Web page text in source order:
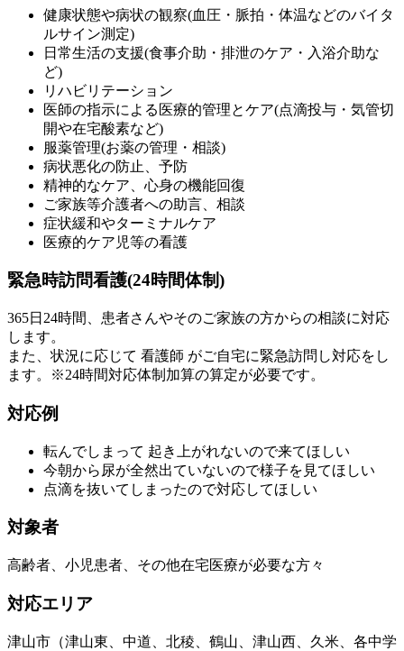
健康状態や病状の観察(血圧・脈拍・体温などのバイタ
ルサイン測定)
日常生活の支援(食事介助・排泄のケア・入浴介助な
ど)
リハビリテーション
医師の指示による医療的管理とケア(点滴投与・気管切
開や在宅酸素など)
服薬管理(お薬の管理・相談)
病状悪化の防止、予防
精神的なケア、心身の機能回復
ご家族等介護者への助言、相談
症状緩和やターミナルケア
医療的ケア児等の看護
緊急時訪問看護(24時間体制)
365日24時間、患者さんやそのご家族の方からの相談に対応
します。
また、状況に応じて 看護師 がご自宅に緊急訪問し対応をし
ます。※24時間対応体制加算の算定が必要です。
対応例
転んでしまって 起き上がれないので来てほしい
今朝から尿が全然出ていないので様子を見てほしい
点滴を抜いてしまったので対応してほしい
対象者
高齢者、小児患者、その他在宅医療が必要な方々
対応エリア
津山市（津山東、中道、北稜、鶴山、津山西、久米、各中学